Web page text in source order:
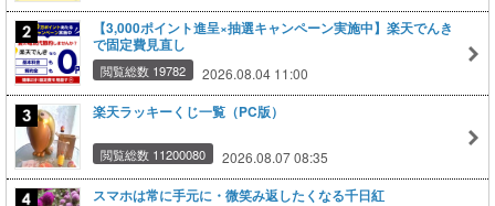
【3,000ポイント進呈×抽選キャンペーン実施中】楽天でんき
で固定費見直し
閲覧総数 19782 2026.08.04 11:00
楽天ラッキーくじ一覧（PC版）
閲覧総数 11200080 2026.08.07 08:35
スマホは常に手元に・微笑み返したくなる千日紅